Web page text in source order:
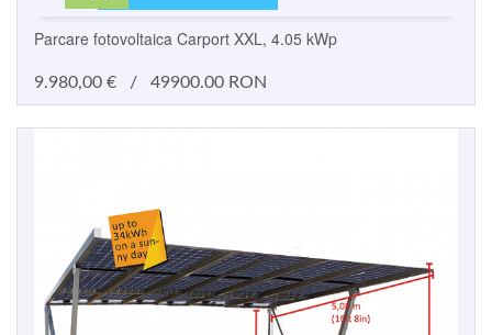
Parcare fotovoltaica Carport XXL, 4.05 kWp
9.980,00 € / 49900.00 RON